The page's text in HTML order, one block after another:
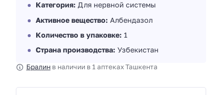
Категория: Для нервной системы
Активное вещество: Албендазол
Количество в упаковке: 1
Страна производства: Узбекистан
Бралинв наличии в 1 аптеках Ташкента